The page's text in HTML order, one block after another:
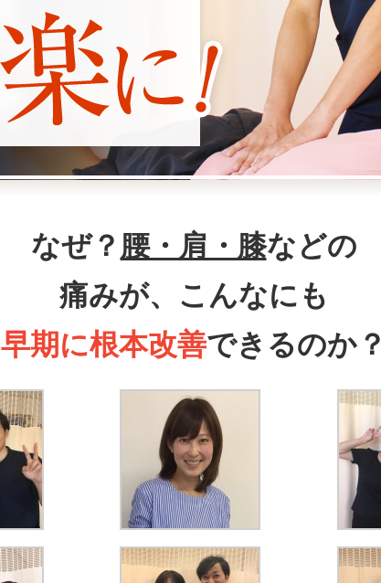
なぜ？ 腰・肩・膝などの
痛みが、こんなにも
早期に根本改善できるのか？